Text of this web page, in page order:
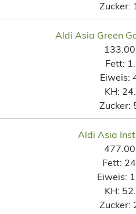
Zucker:
Aldi Asia Green
Fett:
Eiweis:
KH:
Zucker:
Aldi Asia
Fett:
Eiweis:
KH:
Zucker: